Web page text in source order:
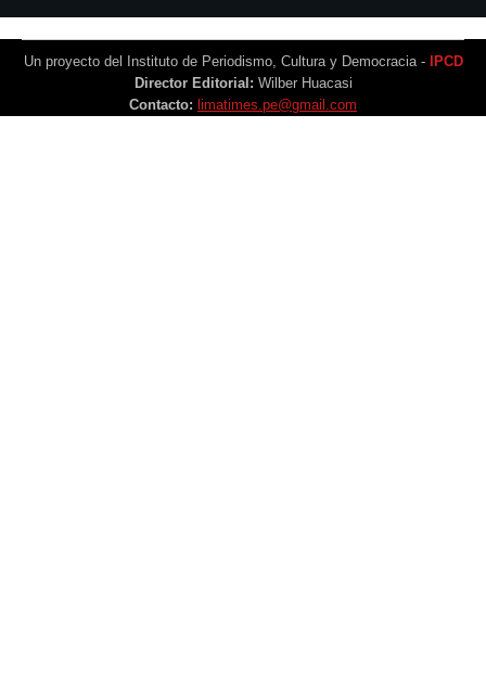
Un proyecto del Instituto de Periodismo, Cultura y Democracia -
IPCD
Director Editorial: Wilber Huacasi
Contacto: limatimes.pe@gmail.com